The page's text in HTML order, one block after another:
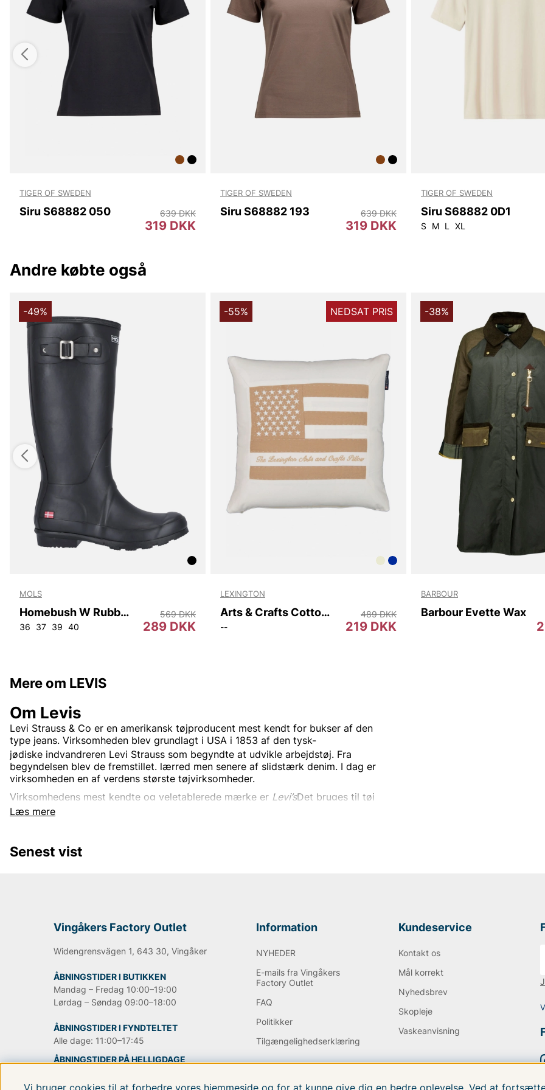
TIGER OF SWEDEN
Siru S68882 050
319 DKK
639 DKK
TIGER OF SWEDEN
Siru S68882 193
319 DKK
639 DKK
TIGER OF SWEDEN
Siru S68882 0D1
S M L XL
Andre købte også
-49%
MOLS
Homebush W Rubber Boot
36 37 39 40 289 DKK
569 DKK
-55% NEDSAT PRIS
LEXINGTON
Arts & Crafts Cotton Twill Pillow Cover
-- 219 DKK
489 DKK
-38%
BARBOUR
Barbour Evette Wax
Mere om LEVIS
Læs mere
Om Levis
Levi Strauss & Co er en amerikansk tøjproducent mest kendt for bukser af den
type jeans. Virksomheden blev grundlagt i USA i 1853 af den tysk-
jødiske indvandreren Levi Strauss som begyndte at udvikle arbejdstøj. Fra
begyndelsen blev de fremstillet. lærred men senere af slidstærk denim. I dag er
virksomheden en af verdens største tøjvirksomheder.
Virksomhedens mest kendte og veletablerede mærke er Levi’sDet bruges til tøj
verden rundt. Oprindeligt var Levi's kun et produktnavn på de
blevet en stor klassiker verden over.
Oscar Jacobson
Senest vist
Vingåkers Factory Outlet
Widengrensvägen 1, 643 30, Vingåker
ÅBNINGSTIDER I BUTIKKEN
Mandag – Fredag 10:00–19:00
Lørdag – Søndag 09:00–18:00
ÅBNINGSTIDER I FYNDTELTET
Alle dage: 11:00–17:45
ÅBNINGSTIDER PÅ HELLIGDAGE
Information
NYHEDER
E-mails fra Vingåkers
Factory Outlet
FAQ
Politikker
Tilgængelighedserklæring
Kundeservice
Kontakt os
Mål korrekt
Nyhedsbrev
Skopleje
Vaskeanvisning
Vi bruger cookies til at forbedre vores hjemmeside og for at kunne give dig en bedre oplevelse. Ved at